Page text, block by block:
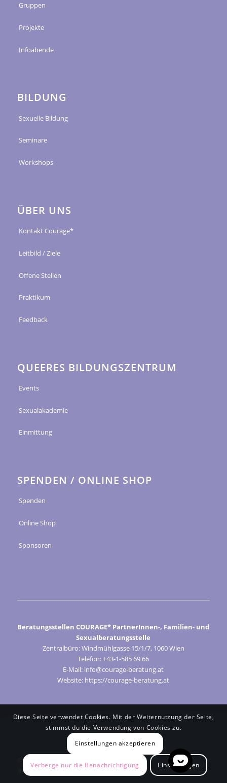
Gruppen
Projekte
Infoabende
BILDUNG
Sexuelle Bildung
Seminare
Workshops
ÜBER UNS
Kontakt Courage*
Leitbild / Ziele
Offene Stellen
Praktikum
Feedback
QUEERES BILDUNGSZENTRUM
Events
Sexualakademie
Einmittung
SPENDEN / ONLINE SHOP
Spenden
Online Shop
Sponsoren
Beratungsstellen COURAGE* PartnerInnen-, Familien- und
Sexualberatungsstelle
Zentralbüro: Windmühlgasse 15/1/7, 1060 Wien
Telefon: +43-1-585 69 66
E-Mail: info@courage-beratung.at
Website: https://courage-beratung.at
© Courage 2024
Impressum
Diese Seite verwendet Cookies. Mit der Weiternutzung der Seite,
stimmst du die Verwendung von Cookies zu.
Einstellungen akzeptieren
Verberge nur die Benachrichtigung Einstellungen